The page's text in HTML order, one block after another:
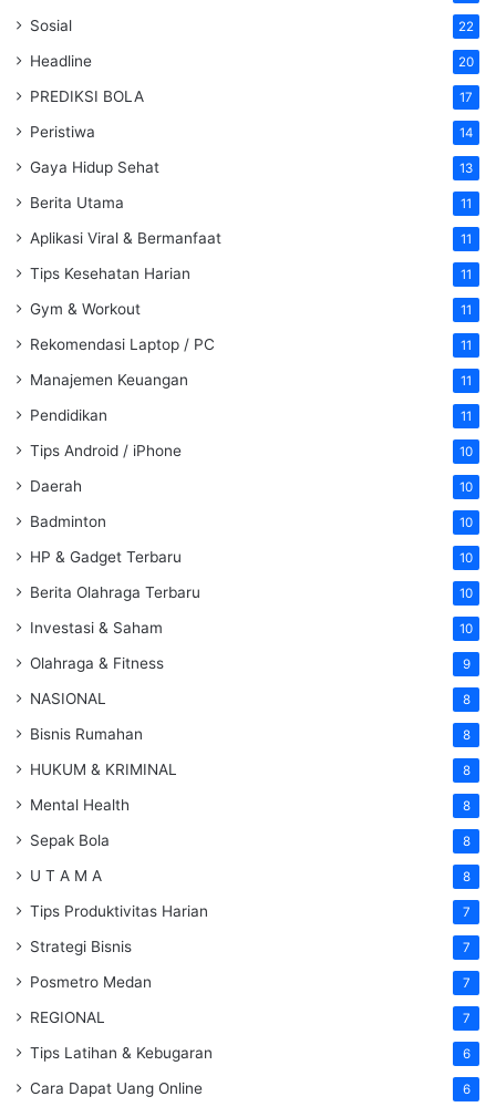
Sosial 22
Headline 20
PREDIKSI BOLA 17
Peristiwa 14
Gaya Hidup Sehat 13
Berita Utama 11
Aplikasi Viral & Bermanfaat 11
Tips Kesehatan Harian 11
Gym & Workout 11
Rekomendasi Laptop / PC 11
Manajemen Keuangan 11
Pendidikan 11
Tips Android / iPhone 10
Daerah 10
Badminton 10
HP & Gadget Terbaru 10
Berita Olahraga Terbaru 10
Investasi & Saham 10
Olahraga & Fitness 9
NASIONAL 8
Bisnis Rumahan 8
HUKUM & KRIMINAL 8
Mental Health 8
Sepak Bola 8
U T A M A 8
Tips Produktivitas Harian 7
Strategi Bisnis 7
Posmetro Medan 7
REGIONAL 7
Tips Latihan & Kebugaran 6
Cara Dapat Uang Online 6